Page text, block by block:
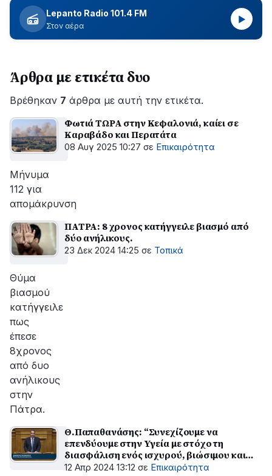
τα
μεγάλα
έργα
Lepanto Radio 101.4 FM
Στον αέρα
▶
Άρθρα με ετικέτα δυο
Βρέθηκαν 7 άρθρα με αυτή την ετικέτα.
Φωτιά ΤΩΡΑ στην Κεφαλονιά, καίει σε
Καραβάδο και Περατάτα
08 Αυγ 2025 10:27 σε Επικαιρότητα
Μήνυμα
112 για
απομάκρυνση
ΠΑΤΡΑ: 8 χρονος κατήγγειλε βιασμό από
δύο ανήλικους.
23 Δεκ 2024 14:25 σε Τοπικά
Θύμα
βιασμού
κατήγγειλε
πως
έπεσε
8χρονος
από δυο
ανήλικους
στην
Πάτρα.
Θ.Παπαθανάσης: “Συνεχίζουμε να
επενδύουμε στην Υγεία με στόχο τη
διασφάλιση ενός ισχυρού, βιώσιμου και
δικαιότερου Δημοσίου Συστήματος
12 Απρ 2024 13:12 σε Επικαιρότητα